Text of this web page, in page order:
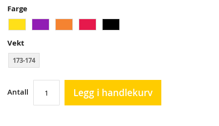
Farge
Vekt
173-174
Antall Legg i handlekurv